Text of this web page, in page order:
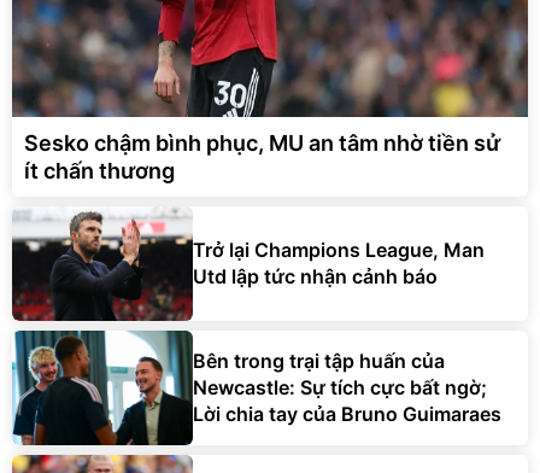
Sesko chậm bình phục, MU an tâm nhờ tiền sử
ít chấn thương
Trở lại Champions League, Man
Utd lập tức nhận cảnh báo
Bên trong trại tập huấn của
Newcastle: Sự tích cực bất ngờ;
Lời chia tay của Bruno Guimaraes